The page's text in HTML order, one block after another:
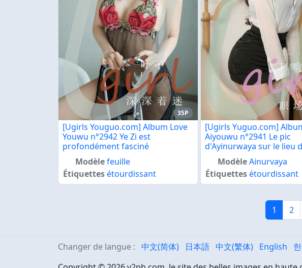
35P
[Ugirls Youguo.com] Album Love
Youwu n°2942 Ye Zi est
profondément fasciné
Modèlefeuille
Étiquettesétourdissant
[Ugirls Yuguo.com]
Aiyouwu n°2941 Le pic
d'Ayinurwaya sur le lieu
ModèleAinurvaya
Étiquettesétourdissant
1 2
Changer de langue : 中文(简体) 日本語 中文(繁体) English